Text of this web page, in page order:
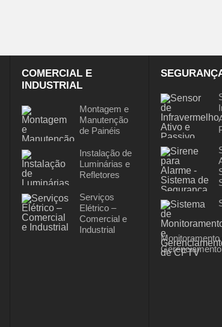
COMERCIAL E
INDUSTRIAL
Montagem e
Manutenção
de Painéis
Instalação de
Luminárias e
Refletores
Serviços
Elétrico –
Comercial e
Industrial
Monitoramento